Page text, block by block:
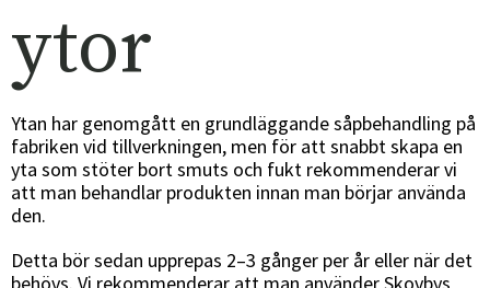
ytor
Ytan har genomgått en grundläggande såpbehandling på
fabriken vid tillverkningen, men för att snabbt skapa en
yta som stöter bort smuts och fukt rekommenderar vi
att man behandlar produkten innan man börjar använda
den.
Detta bör sedan upprepas 2–3 gånger per år eller när det